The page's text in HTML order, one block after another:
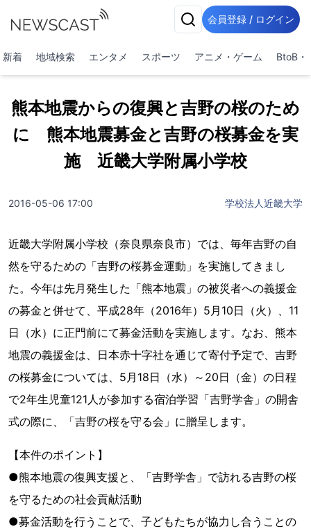
会員登録 / ログイン
新着 地域検索 エンタメ スポーツ アニメ・ゲーム BtoB・
熊本地震からの復興と吉野の桜のため
に 熊本地震募金と吉野の桜募金を実
施 近畿大学附属小学校
2016-05-06 17:00 学校法人近畿大学
近畿大学附属小学校（奈良県奈良市）では、毎年吉野の自
然を守るための「吉野の桜募金運動」を実施してきまし
た。今年は先月発生した「熊本地震」の被災者への義援金
の募金と併せて、平成28年（2016年）5月10日（火）、11
日（水）に正門前にて募金活動を実施します。なお、熊本
地震の義援金は、日本赤十字社を通じて寄付予定で、吉野
の桜募金については、5月18日（水）～20日（金）の日程
で2年生児童121人が参加する宿泊学習「吉野学舎」の開舎
式の際に、「吉野の桜を守る会」に贈呈します。
【本件のポイント】
●熊本地震の復興支援と、「吉野学舎」で訪れる吉野の桜
を守るための社会貢献活動
●募金活動を行うことで、子どもたちが協力し合うことの